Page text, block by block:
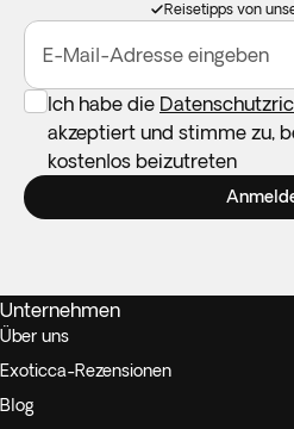
Reisetipps von
E-Mail-Adresse eingeben
Ich habe die
akzeptiert und stimme zu,
kostenlos beizutreten
Unternehmen
Über uns
Exoticca-Rezensionen
Blog